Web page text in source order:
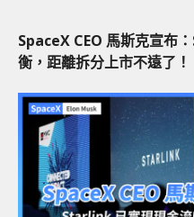
SpaceX CEO 馬斯克宣布
衡，距離拆分上市不遠了！